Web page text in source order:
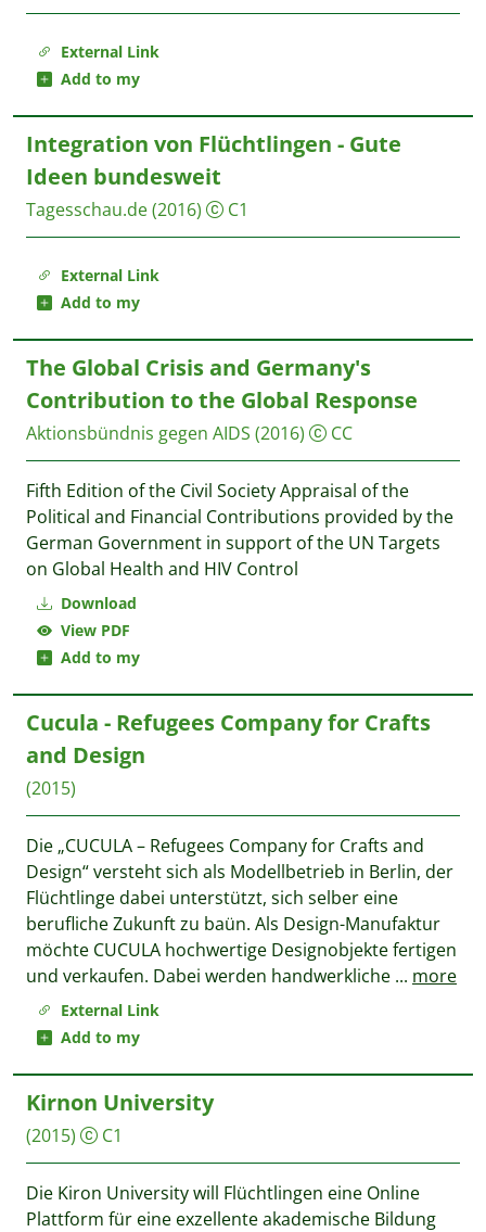
External Link
Add to my
External Link
Add to my
Integration von Flüchtlingen - Gute
Ideen bundesweit
Tagesschau.de(2016) C1
Download
View PDF
Add to my
The Global Crisis and Germany's
Contribution to the Global Response
Aktionsbündnis gegen AIDS (2016) CC
Fifth Edition of the Civil Society Appraisal of the
Political and Financial Contributions provided by the
German Government in support of the UN Targets
on Global Health and HIV Control
External Link
Add to my
Cucula - Refugees Company for Crafts
and Design
(2015)
Die „CUCULA – Refugees Company for Crafts and
Design“ versteht sich als Modellbetrieb in Berlin, der
Flüchtlinge dabei unterstützt, sich selber eine
berufliche Zukunft zu baün. Als Design-Manufaktur
möchte CUCULA hochwertige Designobjekte fertigen
und verkaufen. Dabei werden handwerkliche ... more
Kirnon University
(2015) C1
Die Kiron University will Flüchtlingen eine Online
Plattform für eine exzellente akademische Bildung